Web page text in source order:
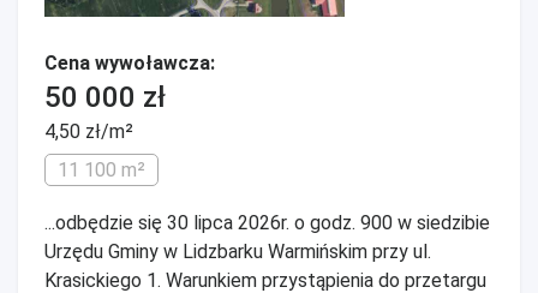
Cena wywoławcza:
50 000 zł
4,50 zł/m²
11 100 m²
...odbędzie się 30 lipca 2026r. o godz. 900 w siedzibie
Urzędu Gminy w Lidzbarku Warmińskim przy ul.
Krasickiego 1. Warunkiem przystąpienia do przetargu